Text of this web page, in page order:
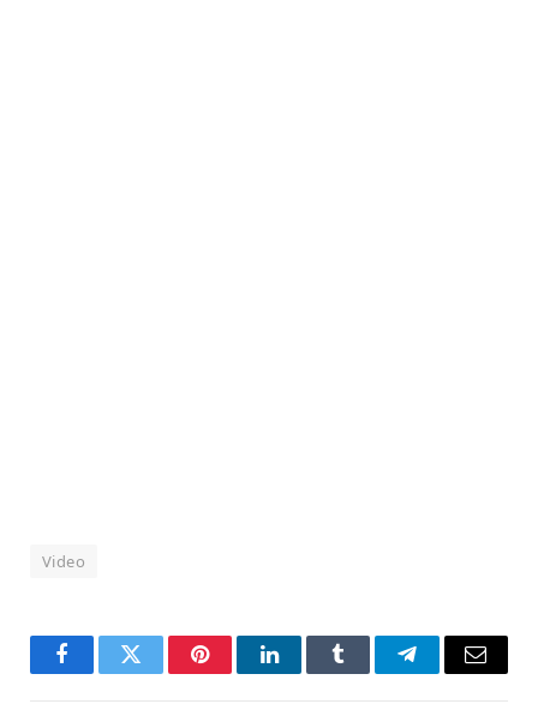
Video
FacebookTwitter PinterestLinkedInTumblr TelegramEmail